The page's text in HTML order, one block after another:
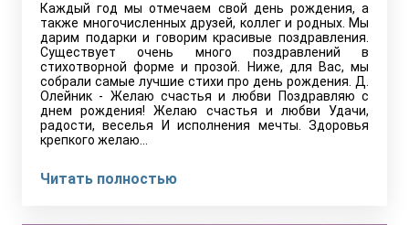
Каждый год мы отмечаем свой день рождения, а
также многочисленных друзей, коллег и родных. Мы
дарим подарки и говорим красивые поздравления.
Существует очень много поздравлений в
стихотворной форме и прозой. Ниже, для Вас, мы
собрали самые лучшие стихи про день рождения. Д.
Олейник - Желаю счастья и любви Поздравляю с
днем рождения! Желаю счастья и любви Удачи,
радости, веселья И исполнения мечты. Здоровья
крепкого желаю…
Читать полностью